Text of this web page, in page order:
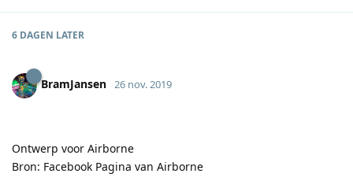
6 DAGEN LATER
BramJansen 26 nov. 2019
Ontwerp voor Airborne
Bron: Facebook Pagina van Airborne